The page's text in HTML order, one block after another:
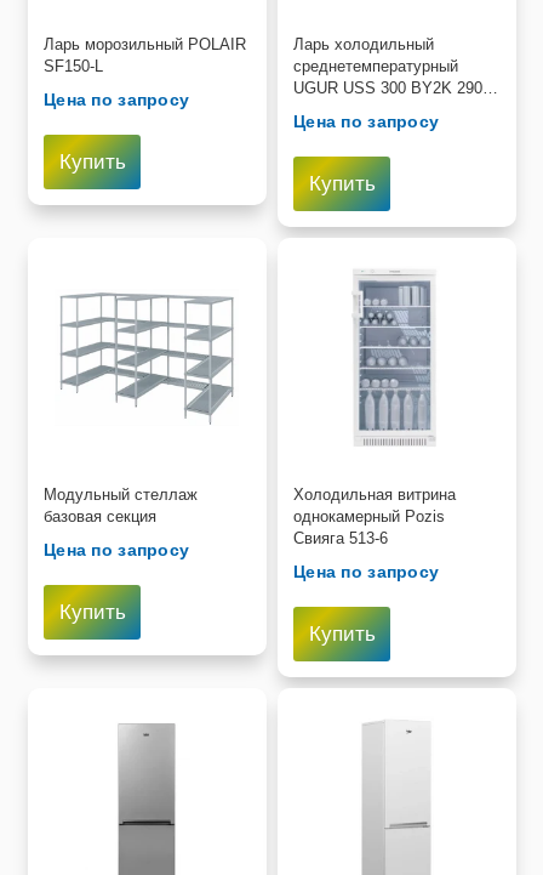
Пищевое оборудование и инвентарь
Спортивное оборудование и инвентарь
Фото, видео и аксессуары
Ларь морозильный POLAIR
SF150-L
Цена по запросу
Купить
Ларь холодильный
среднетемпературный
UGUR USS 300 BY2K 290л,
Белый
Цена по запросу
Купить
Модульный стеллаж
базовая секция
Цена по запросу
Купить
Холодильная витрина
однокамерный Pozis
Свияга 513-6
Цена по запросу
Купить